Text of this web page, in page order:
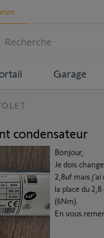
Garage
condensateur
Bonjour,
Je dois
2,8uf mais
la place du
(6Nm).
En vous